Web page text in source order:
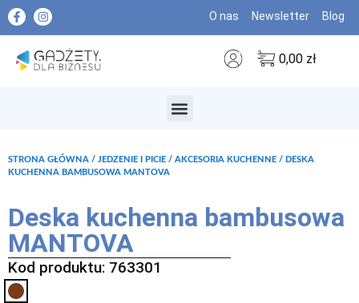
O nas Newsletter Blog
0,00 zł
STRONA GŁÓWNA / JEDZENIE I PICIE / AKCESORIA KUCHENNE / DESKA
KUCHENNA BAMBUSOWA MANTOVA
Deska kuchenna bambusowa
MANTOVA
Kod produktu: 763301